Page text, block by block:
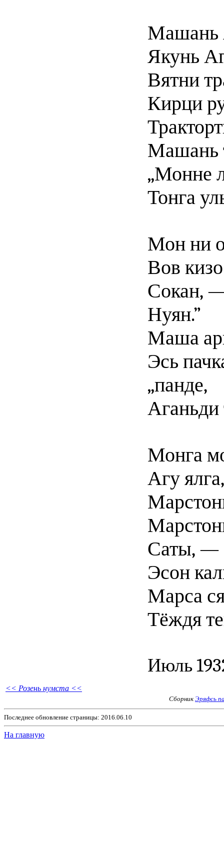
Машань
Якунь
Вятни
Кирци
Машань
„Монне
Тонга
Мон ни
Вов
Сокан,
Нуян.”
Маша
Эсь
„панде,
Аганьди
Монга
Агу ялга,
Саты, —
Эсон
Марса
Тёждя
Июль
<< Розень нумста <<
Сборник Эряфсь
Последнее обновление страницы: 2016.06.10
На главную